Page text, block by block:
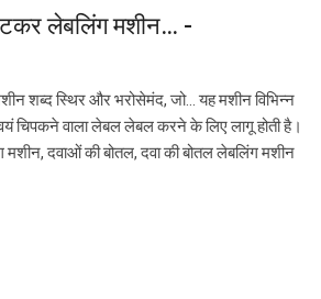
लेबलिंग मशीन… -
शब्द स्थिर और भरोसेमंद, जो... यह मशीन विभिन्न
चिपकने वाला लेबल लेबल करने के लिए लागू होती है।
मशीन, दवाओं की बोतल, दवा की बोतल लेबलिंग मशीन